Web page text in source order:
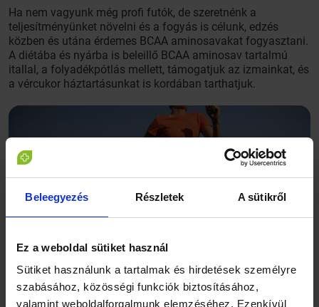
Beleegyezés Részletek A sütikről
Ez a weboldal sütiket használ
Sütiket használunk a tartalmak és hirdetések személyre
szabásához, közösségi funkciók biztosításához,
valamint weboldalforgalmunk elemzéséhez. Ezenkívül
Ha nem vagyunk még profi futók, de szeretnénk a
teljesítményünket növelni és a fogyás is célunk, edzés
közben és utána érdemes BCAA aminosavakat fogyasztani.
A diétába és nyárba is beleillő BCAA aminosav tartalmú
itallal, a folyadékpótlás mellett, támogatjuk az izmainkat, és
a vércukor háztartásunkat is kordában tarthatjuk.